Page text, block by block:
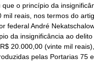
o princípio da
reais, nos termos do
federal André
da insignificância ao
20.000,00 (vinte mil
pelas Portarias 75